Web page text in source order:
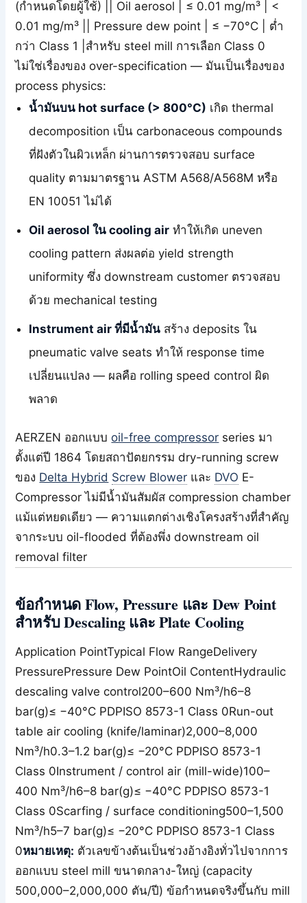
(กำหนดโดยผู้ใช้) || Oil aerosol | ≤ 0.01 mg/m³ | <
0.01 mg/m³ || Pressure dew point | ≤ −70°C | ต่ำ
กว่า Class 1 |สำหรับ steel mill การเลือก Class 0
ไม่ใช่เรื่องของ over-specification — มันเป็นเรื่องของ
process physics:
น้ำมันบน hot surface (> 800°C) เกิด thermal
decomposition เป็น carbonaceous compounds
ที่ฝังตัวในผิวเหล็ก ผ่านการตรวจสอบ surface
quality ตามมาตรฐาน ASTM A568/A568M หรือ
EN 10051 ไม่ได้
Oil aerosol ใน cooling air ทำให้เกิด uneven
cooling pattern ส่งผลต่อ yield strength
uniformity ซึ่ง downstream customer ตรวจสอบ
ด้วย mechanical testing
Instrument air ที่มีน้ำมัน สร้าง deposits ใน
pneumatic valve seats ทำให้ response time
เปลี่ยนแปลง — ผลคือ rolling speed control ผิด
พลาด
AERZEN ออกแบบ oil-free compressor series มา
ตั้งแต่ปี 1864 โดยสถาปัตยกรรม dry-running screw
ของ Delta Hybrid Screw Blower และ DVO E-
Compressor ไม่มีน้ำมันสัมผัส compression chamber
แม้แต่หยดเดียว — ความแตกต่างเชิงโครงสร้างที่สำคัญ
จากระบบ oil-flooded ที่ต้องพึ่ง downstream oil
removal filter
ข้อกำหนด Flow, Pressure และ Dew Point
สำหรับ Descaling และ Plate Cooling
Application PointTypical Flow RangeDelivery
PressurePressure Dew PointOil ContentHydraulic
descaling valve control200–600 Nm³/h6–8
bar(g)≤ −40°C PDPISO 8573-1 Class 0Run-out
table air cooling (knife/laminar)2,000–8,000
Nm³/h0.3–1.2 bar(g)≤ −20°C PDPISO 8573-1
Class 0Instrument / control air (mill-wide)100–
400 Nm³/h6–8 bar(g)≤ −40°C PDPISO 8573-1
Class 0Scarfing / surface conditioning500–1,500
Nm³/h5–7 bar(g)≤ −20°C PDPISO 8573-1 Class
0หมายเหตุ: ตัวเลขข้างต้นเป็นช่วงอ้างอิงทั่วไปจากการ
ออกแบบ steel mill ขนาดกลาง-ใหญ่ (capacity
500,000–2,000,000 ตัน/ปี) ข้อกำหนดจริงขึ้นกับ mill